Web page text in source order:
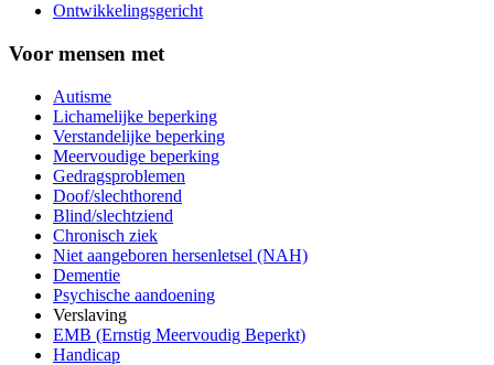
Ontwikkelingsgericht
Voor mensen met
Autisme
Lichamelijke beperking
Verstandelijke beperking
Meervoudige beperking
Gedragsproblemen
Doof/slechthorend
Blind/slechtziend
Chronisch ziek
Niet aangeboren hersenletsel (NAH)
Dementie
Psychische aandoening
Verslaving
EMB (Ernstig Meervoudig Beperkt)
Handicap